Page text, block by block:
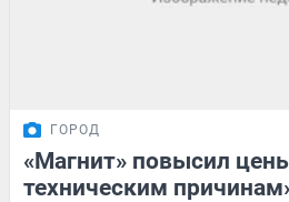
ГОРОД
«Магнит» повысил
техническим